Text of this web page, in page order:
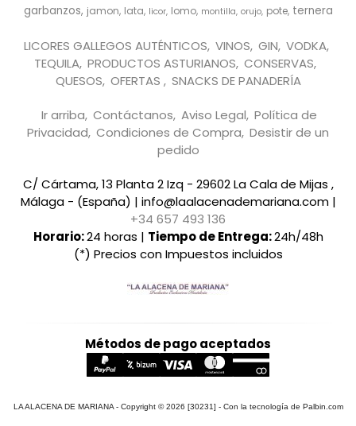
garbanzos jamon lata licor lomo montilla orujo pote ternera
LICORES GALLEGOS AUTÉNTICOS VINOS GIN VODKA
TEQUILA PRODUCTOS ASTURIANOS CONSERVAS
QUESOS OFERTAS SNACKS DE PANADERÍA
Ir arriba Contáctanos Aviso Legal Política de
Privacidad Condiciones de Compra Desistir de un
pedido
C/ Cártama, 13 Planta 2 Izq - 29602 La Cala de Mijas ,
Málaga - (España) | info@laalacenademariana.com |
+34 657 493 136
Horario:24 horas | Tiempo de Entrega:24h/48h
(*) Precios con Impuestos incluidos
Métodos de pago aceptados
LA ALACENA DE MARIANA- Copyright © 2026 [30231] - Con la tecnología de Palbin.com